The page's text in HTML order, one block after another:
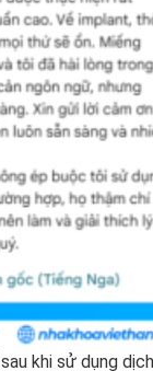
khi sử dụng